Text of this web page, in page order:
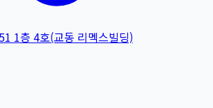
1층 4호(교동 리멕스빌딩)